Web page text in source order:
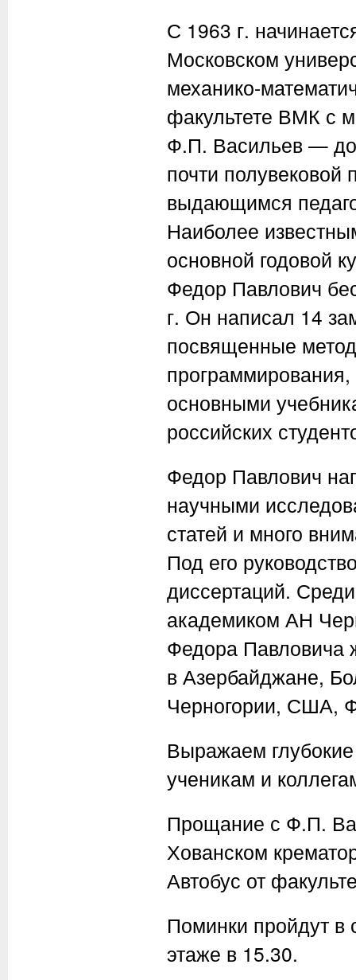
С 1963 г.
Московском
механико-
факультете ВМК с
Ф.П. Васильев —
почти
выдающимся
Наиболее
основной годовой
Федор Павлович
г. Он написал 14
посвященные
основными
российских
Федор Павлович
научными
статей и много
Под его
диссертаций.
академиком АН
Федора Павловича
в Азербайджане,
Черногории, США,
Выражаем
ученикам и
Прощание с Ф.П.
Хованском
Автобус от
Поминки пройдут
этаже в 15.30.